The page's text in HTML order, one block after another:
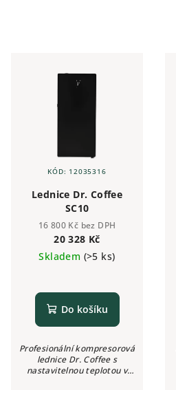
Lednice Dr. Coffee
SC10
16 800 Kč bez DPH
20 328 Kč
Skladem (>5 ks)
Do košíku
Profesionální kompresorová
lednice Dr. Coffee s
nastavitelnou teplotou v
KÓD: 12035316